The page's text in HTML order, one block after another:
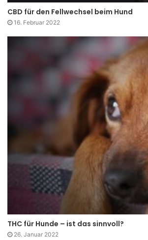
CBD für den Fellwechsel beim Hund
16. Februar 2022
THC für Hunde – ist das sinnvoll?
26. Januar 2022